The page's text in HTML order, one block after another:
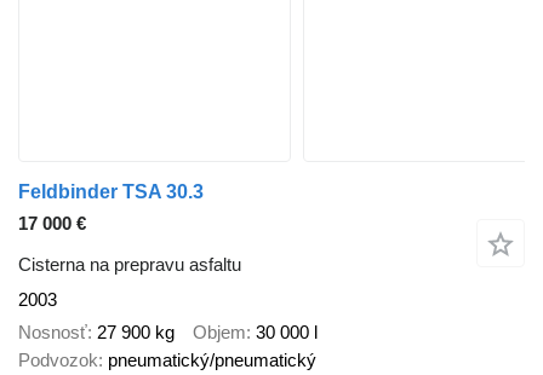
Feldbinder TSA 30.3
17 000 €
Cisterna na prepravu asfaltu
2003
Nosnosť 27 900 kg Objem 30 000 l
Podvozok pneumatický/pneumatický